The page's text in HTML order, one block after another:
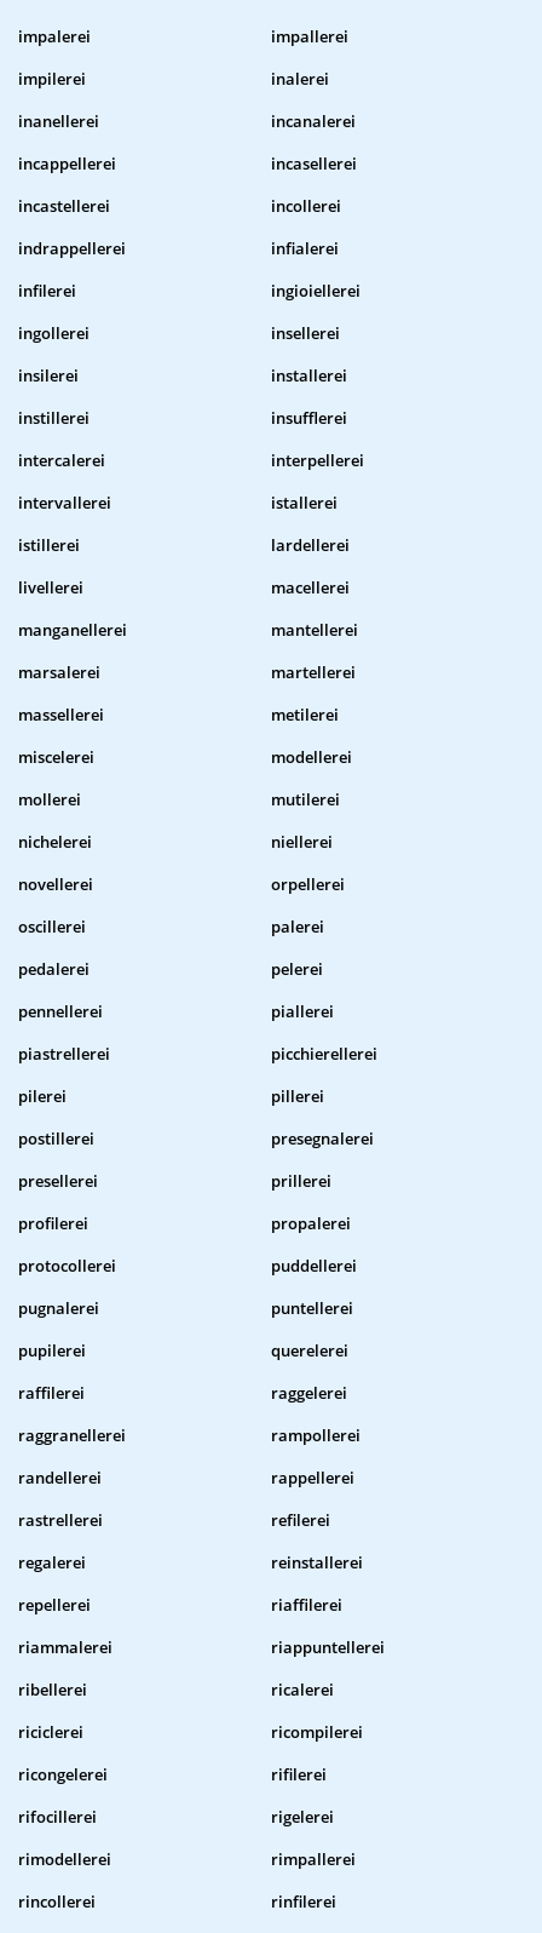
impalerei
impallerei
impilerei
inalerei
inanellerei
incanalerei
incappellerei
incasellerei
incastellerei
incollerei
indrappellerei
infialerei
infilerei
ingioiellerei
ingollerei
insellerei
insilerei
installerei
instillerei
insufflerei
intercalerei
interpellerei
intervallerei
istallerei
istillerei
lardellerei
livellerei
macellerei
manganellerei
mantellerei
marsalerei
martellerei
massellerei
metilerei
miscelerei
modellerei
mollerei
mutilerei
nichelerei
niellerei
novellerei
orpellerei
oscillerei
palerei
pedalerei
pelerei
pennellerei
piallerei
piastrellerei
picchierellerei
pilerei
pillerei
postillerei
presegnalerei
presellerei
prillerei
profilerei
propalerei
protocollerei
puddellerei
pugnalerei
puntellerei
pupilerei
querelerei
raffilerei
raggelerei
raggranellerei
rampollerei
randellerei
rappellerei
rastrellerei
refilerei
regalerei
reinstallerei
repellerei
riaffilerei
riammalerei
riappuntellerei
ribellerei
ricalerei
riciclerei
ricompilerei
ricongelerei
rifilerei
rifocillerei
rigelerei
rimodellerei
rimpallerei
rincollerei
rinfilerei